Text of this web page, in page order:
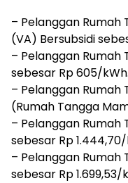
– Pelanggan
(VA) Bersubsidi
– Pelanggan Rumah
sebesar Rp 605/kWh.
– Pelanggan Rumah
(Rumah Tangga
– Pelanggan Rumah
sebesar Rp
– Pelanggan Rumah
sebesar Rp 1.699,53/